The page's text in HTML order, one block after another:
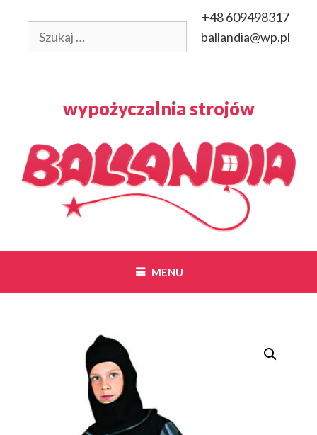
treści
+48 609498317
ballandia@wp.pl
wypożyczalnia strojów
MENU